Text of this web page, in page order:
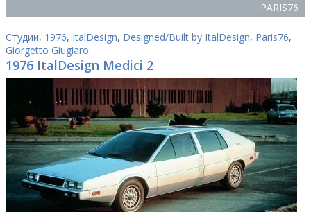
PARIS76
Студии, 1976, ItalDesign, Designed/Built by ItalDesign, Paris76,
Giorgetto Giugiaro
1976 ItalDesign Medici 2